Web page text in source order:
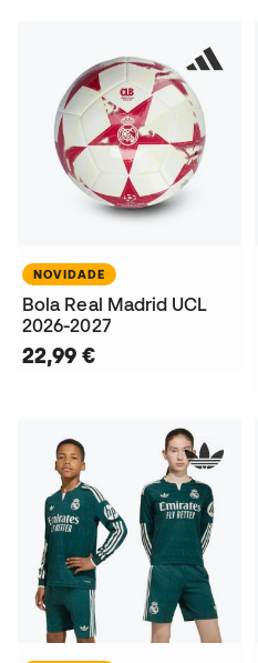
NOVIDADE
Bola Real Madrid UCL
2026-2027
22,99 €